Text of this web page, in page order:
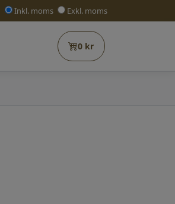
Inkl. moms Exkl. moms
0 kr